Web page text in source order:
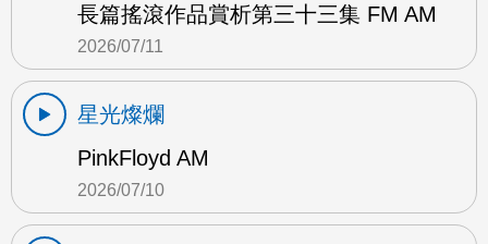
長篇搖滾作品賞析第三十三集 FM AM
2026/07/11
星光燦爛
PinkFloyd AM
2026/07/10